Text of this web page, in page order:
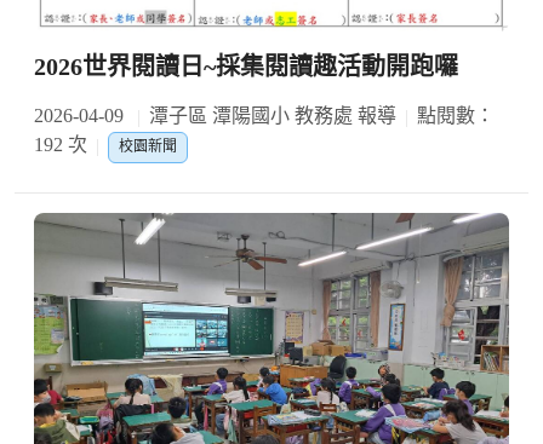
2026世界閱讀日~採集閱讀趣活動開跑囉
2026-04-09 潭子區 潭陽國小 教務處 報導
點閱數：
192 次
校園新聞